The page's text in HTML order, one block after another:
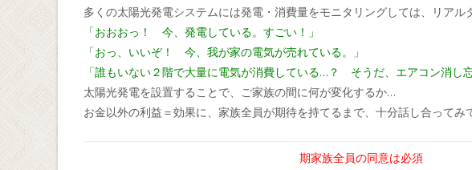
多くの太陽光発電システムには発電・消費量をモニタリングしては、リア
「おおおっ！ 今、発電している。すごい！」
「おっ、いいぞ！ 今、我が家の電気が売れている。」
「誰もいない２階で大量に電気が消費している…？ そうだ、エアコン消し
太陽光発電を設置することで、ご家族の間に何が変化するか…
お金以外の利益＝効果に、家族全員が期待を持てるまで、十分話し合ってみ
期家族全員の同意は必須